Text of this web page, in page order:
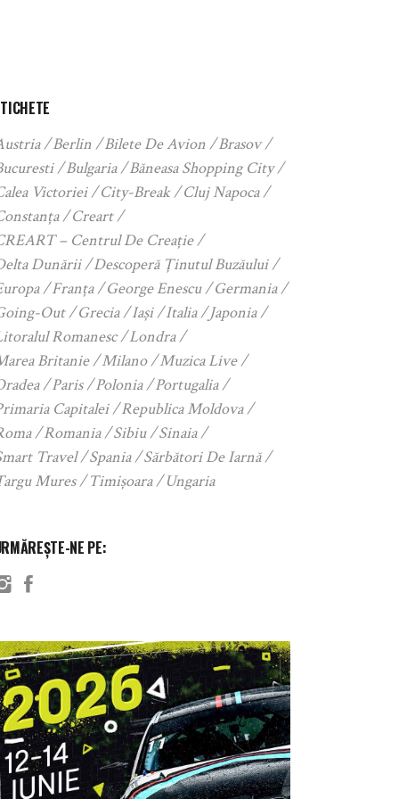
Berlin Bilete De Avion
Brasov
Bulgaria
Băneasa Shopping City
Victoriei
City-Break
Cluj Napoca
Creart
– Centrul De Creație
Dunării
Descoperă Ținutul Buzăului
Franța George Enescu
Germania
Out
Grecia Iași Italia
Japonia
Romanesc
Londra
Britanie
Milano
Muzica Live
Paris Polonia
Portugalia
Capitalei
Republica Moldova
Romania Sibiu
Sinaia
Travel
Spania
Sărbători De Iarnă
Mures
Timișoara Ungaria
NE PE: